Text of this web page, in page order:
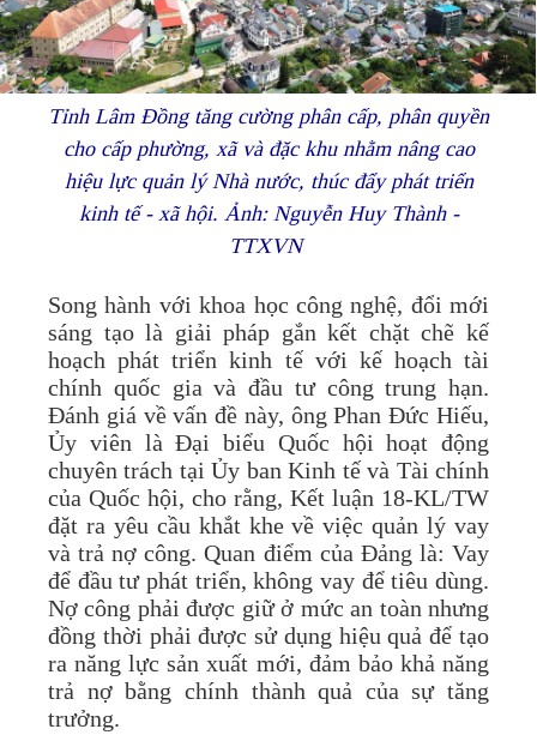
Tỉnh Lâm Đồng tăng cường phân cấp, phân quyền
cho cấp phường, xã và đặc khu nhằm nâng cao
hiệu lực quản lý Nhà nước, thúc đẩy phát triển
kinh tế - xã hội. Ảnh: Nguyễn Huy Thành -
TTXVN
Song hành với khoa học công nghệ, đổi mới
sáng tạo là giải pháp gắn kết chặt chẽ kế
hoạch phát triển kinh tế với kế hoạch tài
chính quốc gia và đầu tư công trung hạn.
Đánh giá về vấn đề này, ông Phan Đức Hiếu,
Ủy viên là Đại biểu Quốc hội hoạt động
chuyên trách tại Ủy ban Kinh tế và Tài chính
của Quốc hội, cho rằng, Kết luận 18-KL/TW
đặt ra yêu cầu khắt khe về việc quản lý vay
và trả nợ công. Quan điểm của Đảng là: Vay
để đầu tư phát triển, không vay để tiêu dùng.
Nợ công phải được giữ ở mức an toàn nhưng
đồng thời phải được sử dụng hiệu quả để tạo
ra năng lực sản xuất mới, đảm bảo khả năng
trả nợ bằng chính thành quả của sự tăng
trưởng.